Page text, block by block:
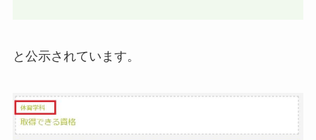
と公示されています。